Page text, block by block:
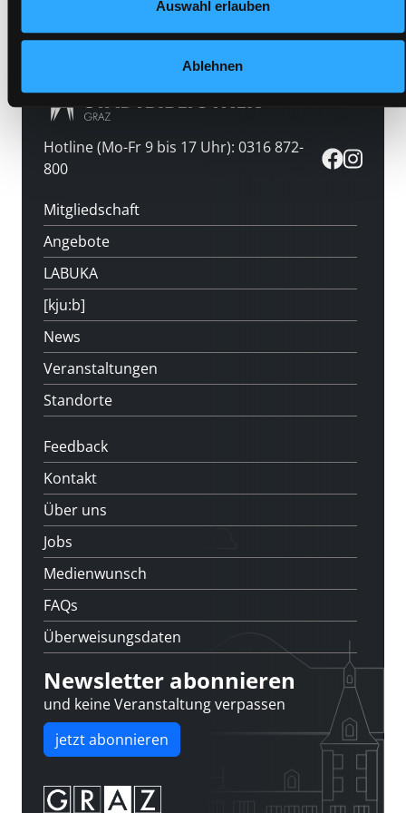
Auswahl erlauben
Ablehnen
Hotline (Mo-Fr 9 bis 17 Uhr): 0316 872-
800
Mitgliedschaft
Angebote
LABUKA
[kju:b]
News
Veranstaltungen
Standorte
Feedback
Kontakt
Über uns
Jobs
Medienwunsch
FAQs
Überweisungsdaten
Newsletter abonnieren
und keine Veranstaltung verpassen
jetzt abonnieren